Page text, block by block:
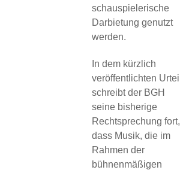
schauspielerische
Darbietung genutzt
werden.
In dem kürzlich
veröffentlichten Urteil
schreibt der BGH
seine bisherige
Rechtsprechung fort,
dass Musik, die im
Rahmen der
bühnenmäßigen